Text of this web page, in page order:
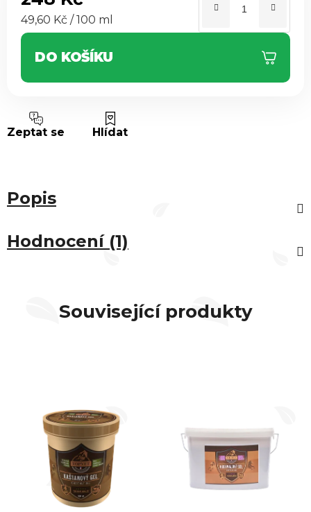
Měrná cena:
49,60 Kč / 100 ml
DO KOŠÍKU
Zeptat se Hlídat
Popis
Hodnocení (1)
Související produkty